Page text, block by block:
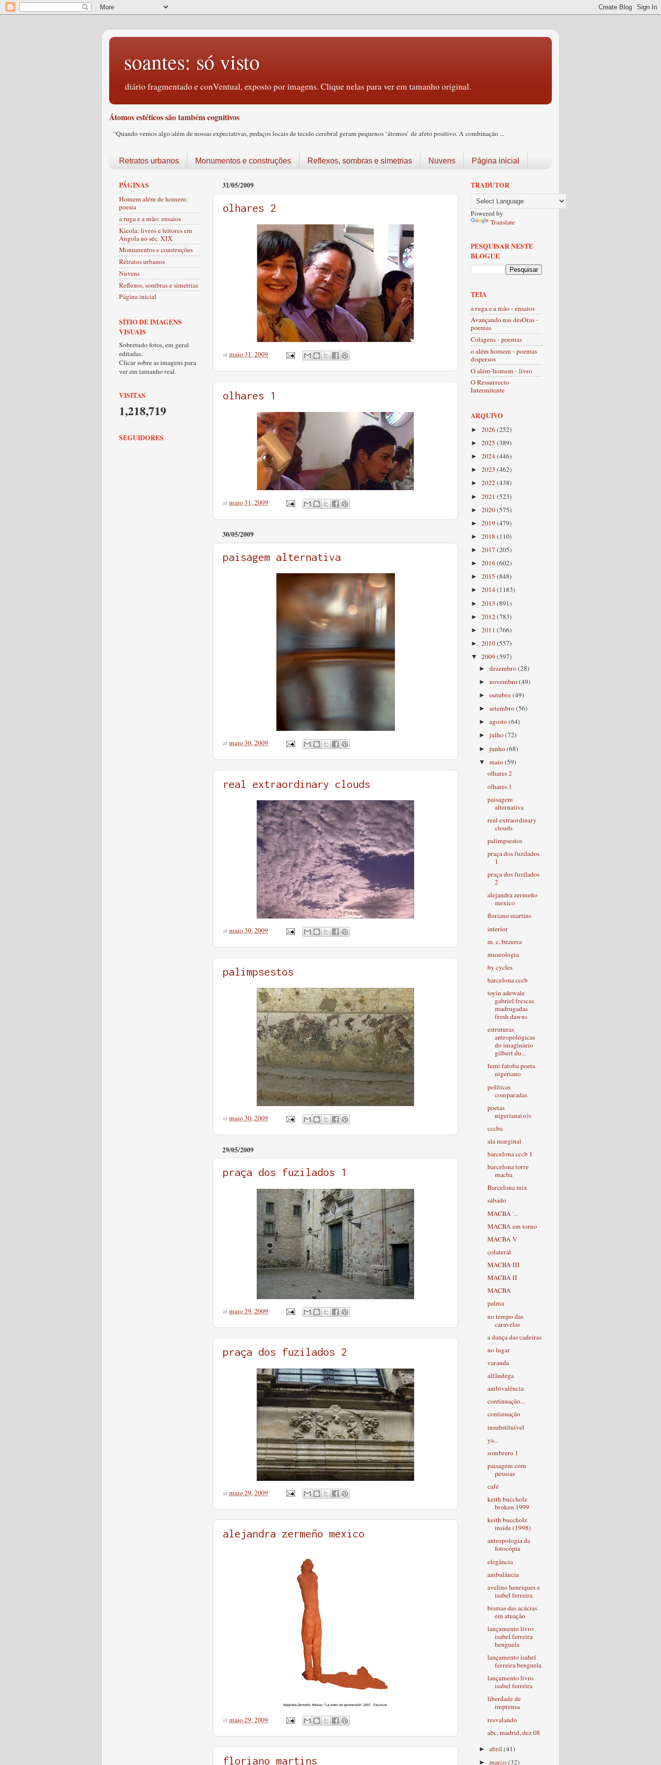
soantes: só visto
diário fragmentado e conVentual, exposto por imagens. Clique nelas para ver em tamanho original.
Átomos estéticos são também cognitivos
“Quando vemos algo além de nossas expectativas, pedaços locais de tecido cerebral geram pequenos ‘átomos’ de afeto positivo. A combinação ...
Retratos urbanos Monumentos e construções Reflexos, sombras e simetrias Nuvens Página inicial
31/05/2009
olhares 2
atmaio 31, 2009
olhares 1
atmaio 31, 2009
30/05/2009
paisagem alternativa
atmaio 30, 2009
real extraordinary clouds
atmaio 30, 2009
palimpsestos
atmaio 30, 2009
29/05/2009
praça dos fuzilados 1
atmaio 29, 2009
praça dos fuzilados 2
atmaio 29, 2009
alejandra zermeño mexico
atmaio 29, 2009
floriano martins
PÁGINAS
Homem além de homem:
poesia
a ruga e a mão: ensaios
Kicola: livros e leitores em
Angola no séc. XIX
Monumentos e construções
Retratos urbanos
Nuvens
Reflexos, sombras e simetrias
Página inicial
SÍTIO DE IMAGENS
VISUAIS
Sobretudo fotos, em geral
editadas.
Clicar sobre as imagens para
ver em tamanho real.
VISITAS
1,218,719
SEGUIDORES
TRADUTOR
Powered by
Translate
PESQUISAR NESTE
BLOGUE
TEIA
a ruga e a mão - ensaios
Avançando nas desOras -
poemas
Colagens - poemas
o além homem - poemas
dispersos
O além-homem - livro
O Ressurrecto
Intermitente
ARQUIVO
► 2026(252)
► 2025 (389)
► 2024(446)
► 2023 (462)
► 2022(438)
► 2021 (523)
► 2020(575)
► 2019(479)
► 2018 (110)
► 2017 (205)
► 2016(602)
► 2015 (848)
► 2014(1183)
► 2013 (891)
► 2012(783)
► 2011 (766)
► 2010(557)
▼ 2009(597)
►dezembro(28)
►novembro(49)
►outubro(49)
►setembro(56)
►agosto(64)
►julho(72)
►junho(68)
▼maio(59)
olhares 2
olhares 1
paisagem
alternativa
real extraordinary
clouds
palimpsestos
praça dos fuzilados
1
praça dos fuzilados
2
alejandra zermeño
mexico
floriano martins
interior
m. c. bezerra
museologia
by cycles
barcelona cccb
toyin adewale
gabriel frescas
madrugadas
fresh dawns
estruturas
antropológicas
do imaginário
gilbert du...
femi fatoba poeta
nigeriano
políticas
comparadas
poetas
nigeriana(o)s
cccba
ala marginal
barcelona cccb 1
barcelona torre
macba
Barcelona mix
sábado
MACBA '...
MACBA em torno
MACBA V
colateral
MACBA III
MACBA II
MACBA
palma
no tempo das
caravelas
a dança das cadeiras
no lugar
varanda
alfândega
ambivalência
continuação...
continuação
insubstituível
ya...
sombrero 1
paisagem com
pessoas
café
keith buccholz
broken 1999
keith buccholz
inside (1998)
antropologia da
fotocópia
elegância
ambulância
avelino henriques e
isabel ferreira
bismas das acácias
em atuação
lançamento livro
isabel ferreira
benguela
lançamento isabel
ferreira benguela
lançamento livro
isabel ferreira
liberdade de
imprensa
resvalando
abc, madrid, dez 08
►abril(41)
►março(32)